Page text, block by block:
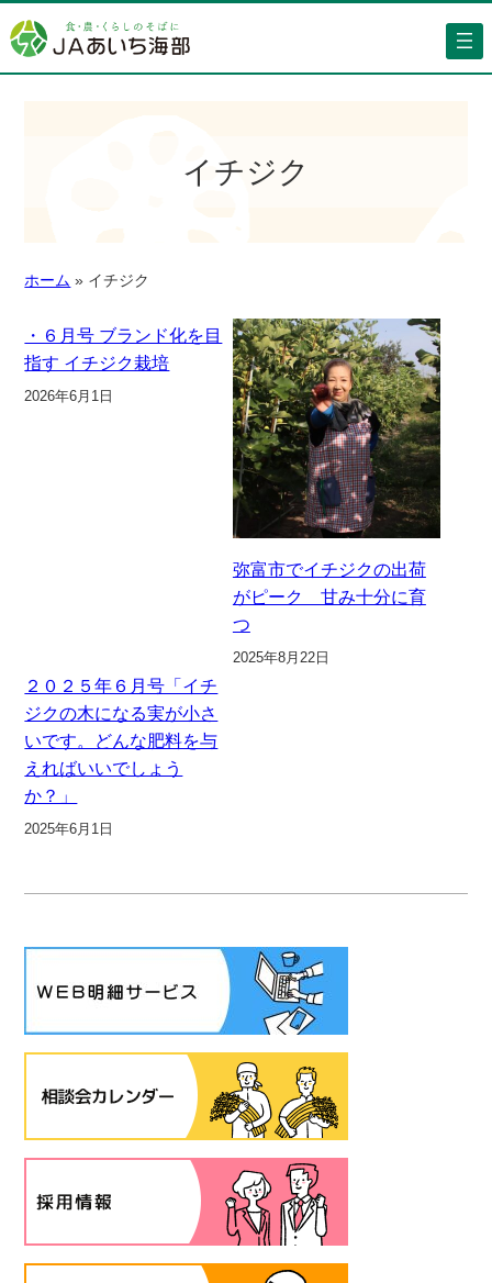
イチジク
ホーム » イチジク
・６月号 ブランド化を目
指す イチジク栽培
2026年6月1日
弥富市でイチジクの出荷
がピーク 甘み十分に育
つ
2025年8月22日
２０２５年６月号「イチ
ジクの木になる実が小さ
いです。どんな肥料を与
えればいいでしょう
か？」
2025年6月1日